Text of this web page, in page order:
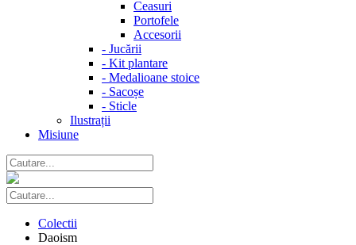
Ceasuri
Portofele
Accesorii
- Jucării
- Kit plantare
- Medalioane stoice
- Sacoșe
- Sticle
Ilustrații
Misiune
Colectii
Daoism